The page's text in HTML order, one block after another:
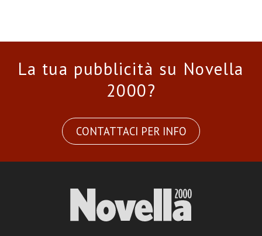
La tua pubblicità su Novella
2000?
CONTATTACI PER INFO